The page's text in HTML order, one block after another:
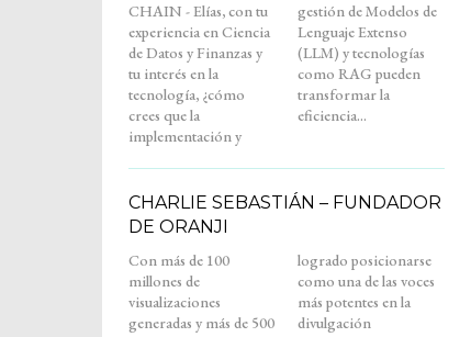
CHAIN - Elías, con tu
experiencia en Ciencia
de Datos y Finanzas y
tu interés en la
tecnología, ¿cómo
crees que la
implementación y
gestión de Modelos de
Lenguaje Extenso
(LLM) y tecnologías
como RAG pueden
transformar la
eficiencia...
CHARLIE SEBASTIÁN – FUNDADOR
DE ORANJI
Con más de 100
millones de
visualizaciones
generadas y más de 500
logrado posicionarse
como una de las voces
más potentes en la
divulgación